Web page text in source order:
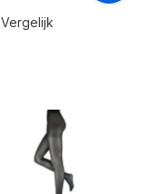
Vergelijk